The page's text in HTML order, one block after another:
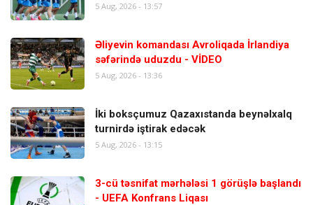
5 Aug, 2026 - 13:57
Əliyevin komandası Avroliqada İrlandiya
səfərində uduzdu - VİDEO
5 Aug, 2026 - 13:36
İki boksçumuz Qazaxıstanda beynəlxalq
turnirdə iştirak edəcək
5 Aug, 2026 - 13:15
3-cü təsnifat mərhələsi 1 görüşlə başlandı
- UEFA Konfrans Liqası